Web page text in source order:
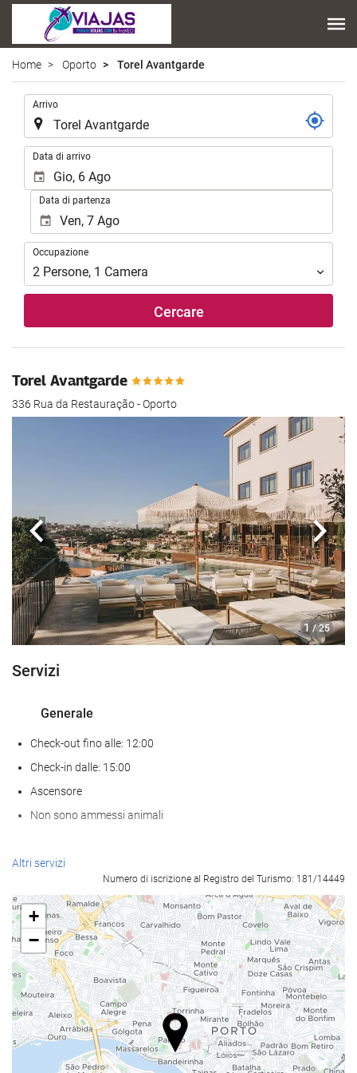
Home Oporto Torel Avantgarde
Arrivo
Data di arrivo
Data di partenza
Occupazione
Occupazione
2 Persone, 1 Camera
Cercare
Torel Avantgarde
336 Rua da Restauração - Oporto
1 / 25
Anteriore
Servizi
Generale
Check-out fino alle: 12:00
Check-in dalle: 15:00
Ascensore
Non sono ammessi animali
Benessere
hammam
Sauna
Palestra
Pasto e bevanda
Ristorante à la carte
Altri servizi
Numero di iscrizione al Registro del Turismo: 181/14449
+
−